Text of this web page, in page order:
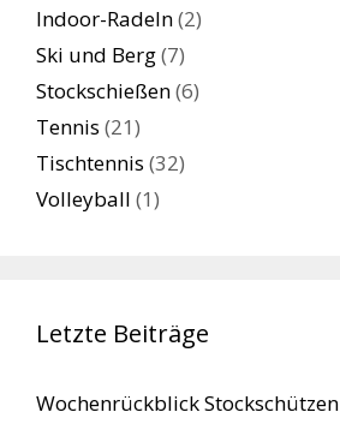
Indoor-Radeln(2)
Ski und Berg(7)
Stockschießen(6)
Tennis (21)
Tischtennis (32)
Volleyball (1)
Letzte Beiträge
Wochenrückblick Stockschützen